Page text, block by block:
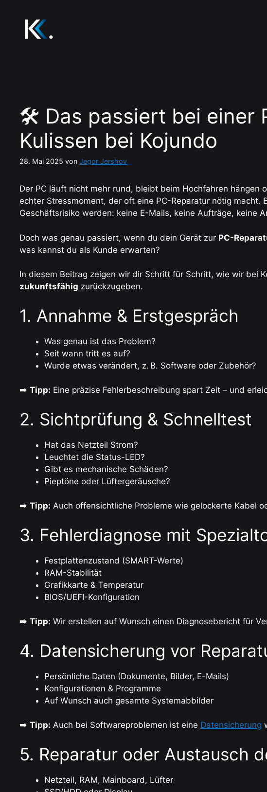
springen
🛠️ Das passiert bei einer
Kulissen bei Kojundo
28. Mai 2025 von Jegor Jershov
Der PC läuft nicht mehr rund, bleibt beim Hochfahren
echter Stressmoment, der oft eine PC-Reparatur nötig
Geschäftsrisiko werden: keine E-Mails, keine Aufträge, keine
Doch was genau passiert, wenn du dein Gerät zur PC-
was kannst du als Kunde erwarten?
In diesem Beitrag zeigen wir dir Schritt für Schritt, wie wir bei
zukunftsfähig zurückzugeben.
1. Annahme & Erstgespräch
Was genau ist das Problem?
Seit wann tritt es auf?
Wurde etwas verändert, z. B. Software oder Zubehör?
➡️ Tipp: Eine präzise Fehlerbeschreibung spart Zeit – und
2. Sichtprüfung & Schnelltest
Hat das Netzteil Strom?
Leuchtet die Status-LED?
Gibt es mechanische Schäden?
Pieptöne oder Lüftergeräusche?
➡️ Tipp: Auch offensichtliche Probleme wie gelockerte Kabel
3. Fehlerdiagnose mit
Festplattenzustand (SMART-Werte)
RAM-Stabilität
Grafikkarte & Temperatur
BIOS/UEFI-Konfiguration
➡️ Tipp: Wir erstellen auf Wunsch einen Diagnosebericht für
4. Datensicherung vor
Persönliche Daten (Dokumente, Bilder, E-Mails)
Konfigurationen & Programme
Auf Wunsch auch gesamte Systemabbilder
➡️ Tipp: Auch bei Softwareproblemen ist eine Datensicherung
5. Reparatur oder Austausch
Netzteil, RAM, Mainboard, Lüfter